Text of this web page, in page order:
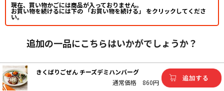
現在、買い物かごには商品が入っておりません。
お買い物を続けるには下の 「お買い物を続ける」 をクリックしてくださ
い。
追加の一品にこちらはいかがでしょうか？
きくばりごぜん チーズデミハンバーグ
通常価格 860円